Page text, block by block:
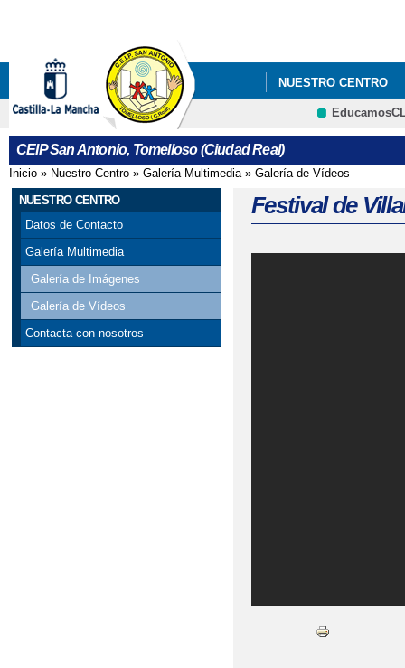
NUESTRO CENTRO
BLOG SALUDABLE
CEIP San Antonio, Tomelloso (Ciudad Real)
Se encuentra usted aquí
Inicio » Nuestro Centro » Galería Multimedia» Galería de Vídeos
NUESTRO CENTRO
Datos de Contacto
Galería Multimedia
Galería de Imágenes
Galería de Vídeos
Contacta con nosotros
Festival de